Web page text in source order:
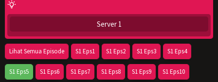
Server 1
Lihat Semua Episode S1 Eps1 S1 Eps2 S1 Eps3 S1 Eps4
S1 Eps5 S1 Eps6 S1 Eps7 S1 Eps8 S1 Eps9 S1 Eps10